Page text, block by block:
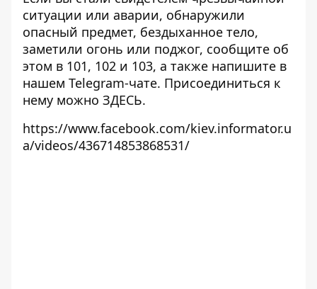
ситуации или аварии, обнаружили
опасный предмет, бездыханное тело,
заметили огонь или поджог, сообщите об
этом в 101, 102 и 103, а также напишите в
нашем Telegram-чате. Присоединиться к
нему можно ЗДЕСЬ.
https://www.facebook.com/kiev.informator.u
a/videos/436714853868531/